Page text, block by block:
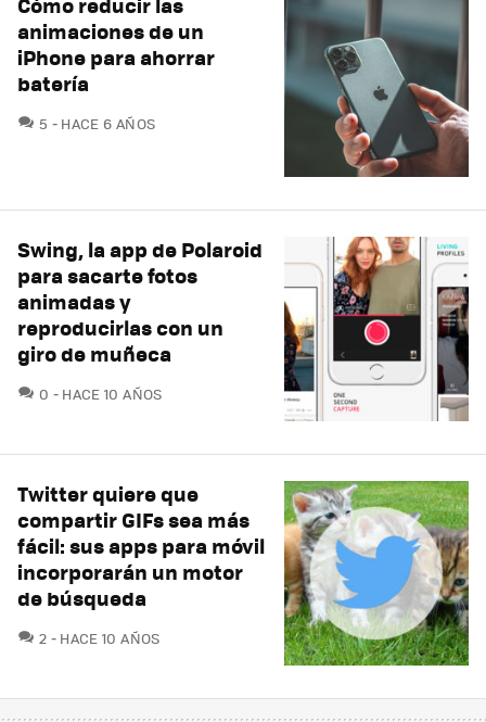
animaciones de un
iPhone para ahorrar
batería
5 COMENTARIOS
HACE 6 AÑOS
Swing, la app de Polaroid
para sacarte fotos
animadas y
reproducirlas con un
giro de muñeca
0 COMENTARIOS
HACE 10 AÑOS
Twitter quiere que
compartir GIFs sea más
fácil: sus apps para móvil
incorporarán un motor
de búsqueda
2 COMENTARIOS
HACE 10 AÑOS